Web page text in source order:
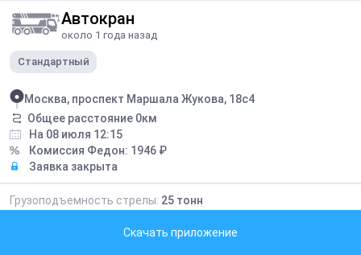
Автокран
около 1 года назад
Стандартный
Москва, проспект Маршала Жукова, 18с4
Общее расстояние 0км
На 08 июля 12:15
Комиссия Федон: 1946 ₽
Заявка закрыта
Грузоподъемность стрелы: 25 тонн
Скачать приложение